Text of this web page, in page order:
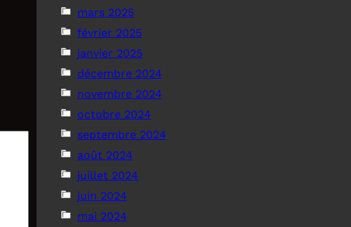
mars 2025
février 2025
janvier 2025
décembre 2024
novembre 2024
octobre 2024
septembre 2024
août 2024
juillet 2024
juin 2024
mai 2024